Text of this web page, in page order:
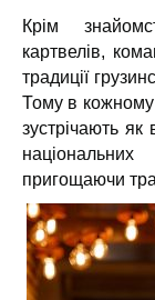
Крім
картвелів,
традиції
Тому в кожному
зустрічають як
пригощаючи